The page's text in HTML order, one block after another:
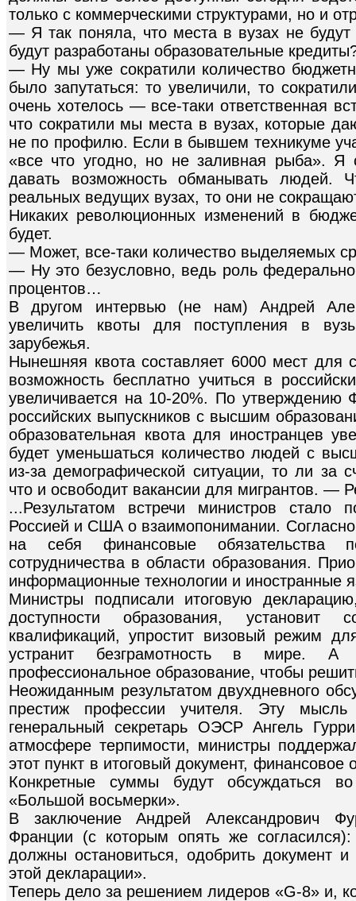
только с коммерческими структурами, но и
— Я так поняла, что места в вузах не
будут разработаны образовательные
— Ну мы уже сократили количество
было запутаться: то увеличили, то
очень хотелось — все-таки ответственная
что сократили мы места в вузах, которые
не по профилю. Если в бывшем техникуме
«все что угодно, но не заливная рыба». Я
давать возможность обманывать людей.
реальных ведущих вузах, то они не
Никаких революционных изменений в
будет.
— Может, все-таки количество выделяемых
— Ну это безусловно, ведь роль
процентов…
В другом интервью (не нам) Андрей
увеличить квоты для поступления в
зарубежья.
Нынешняя квота составляет 6000 мест для
возможность бесплатно учиться в
увеличивается на 10-20%. По утверждению
российских выпускников с высшим
образовательная квота для иностранцев
будет уменьшаться количество людей с
из-за демографической ситуации, то ли за
что и освободит вакансии для мигрантов. —
...Результатом встречи министров стало
Россией и США о взаимопонимании. Согласно
на себя финансовые обязательства
сотрудничества в области образования.
информационные технологии и иностранные
Министры подписали итоговую
доступности образования, установит
квалификаций, упростит визовый режим
устранит безграмотность в мире. А
профессиональное образование, чтобы
Неожиданным результатом двухдневного
престиж профессии учителя. Эту
генеральный секретарь ОЭСР Ангель
атмосфере терпимости, министры
этот пункт в итоговый документ, финансовое
Конкретные суммы будут обсуждаться
«Большой восьмерки».
В заключение Андрей Александрович
Франции (с которым опять же
должны остановиться, одобрить документ
этой декларации».
Теперь дело за решением лидеров «G-8» и,